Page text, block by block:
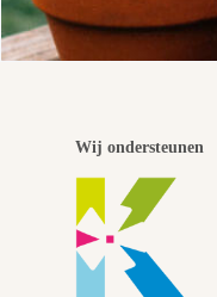
Wij ondersteunen